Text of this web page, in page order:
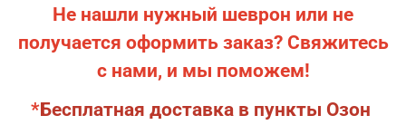
Не нашли нужный шеврон или не
получается оформить заказ? Свяжитесь
с нами, и мы поможем!
*Бесплатная доставка в пункты Озон